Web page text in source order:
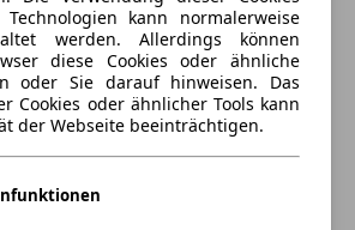
kann normalerweise
werden. Allerdings können
diese Cookies oder ähnliche
oder Sie darauf hinweisen. Das
Cookies oder ähnlicher Tools kann
der Webseite beeinträchtigen.